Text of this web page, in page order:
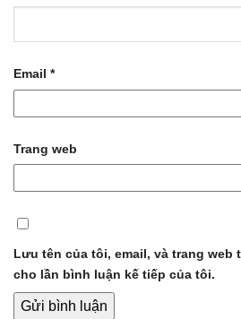
Email *
Trang web
Lưu tên của tôi, email, và trang web
cho lần bình luận kế tiếp của tôi.